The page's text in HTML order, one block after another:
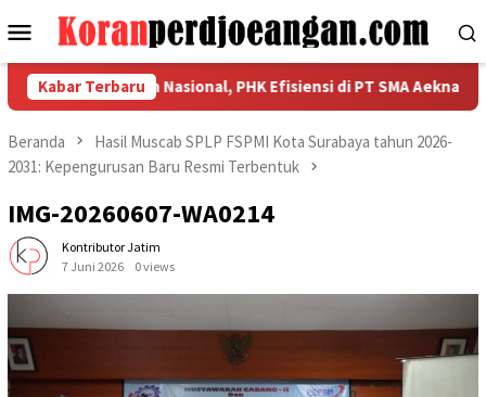
ke
Menu
Mobile
Kabar Terbaru
Kekuatan Nasional, PHK Efisiensi di PT SMA Aeknabara
Beranda
Hasil Muscab SPLP FSPMI Kota Surabaya tahun 2026-
2031: Kepengurusan Baru Resmi Terbentuk
IMG-20260607-WA0214
Kontributor Jatim
7 Juni 2026
0 views